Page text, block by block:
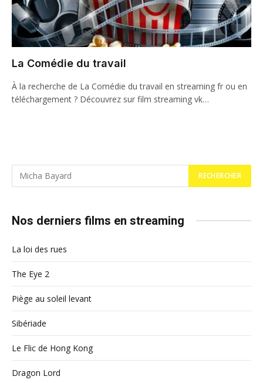
La Comédie du travail
À la recherche de La Comédie du travail en streaming fr ou en
téléchargement ? Découvrez sur film streaming vk…
Nos derniers films en streaming
La loi des rues
The Eye 2
Piège au soleil levant
Sibériade
Le Flic de Hong Kong
Dragon Lord